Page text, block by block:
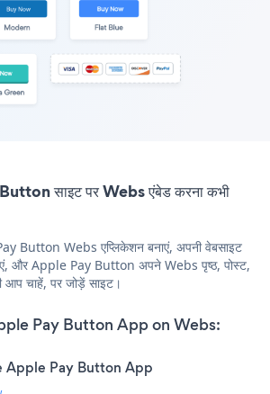
साइट पर Webs एंबेड करना कभी
Button Webs एप्लिकेशन बनाएं, अपनी वेबसाइट
और Apple Pay Button अपने Webs पृष्ठ, पोस्ट,
आप चाहें, पर जोड़ें साइट।
Pay Button App on Webs:
Apple Pay Button App